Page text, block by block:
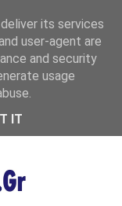
MENU
its services
user-agent are
and security
usage
IT